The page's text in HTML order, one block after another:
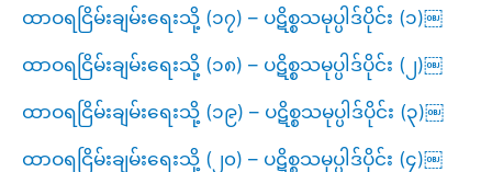
ထာဝရငြိမ်းချမ်းရေးသို့ (၁၇) – ပဋိစ္စသမုပ္ပါဒ်ပိုင်း (၁)￼
ထာဝရငြိမ်းချမ်းရေးသို့ (၁၈) – ပဋိစ္စသမုပ္ပါဒ်ပိုင်း (၂)￼
ထာဝရငြိမ်းချမ်းရေးသို့ (၁၉) – ပဋိစ္စသမုပ္ပါဒ်ပိုင်း (၃)￼
ထာဝရငြိမ်းချမ်းရေးသို့ (၂၀) – ပဋိစ္စသမုပ္ပါဒ်ပိုင်း (၄)￼